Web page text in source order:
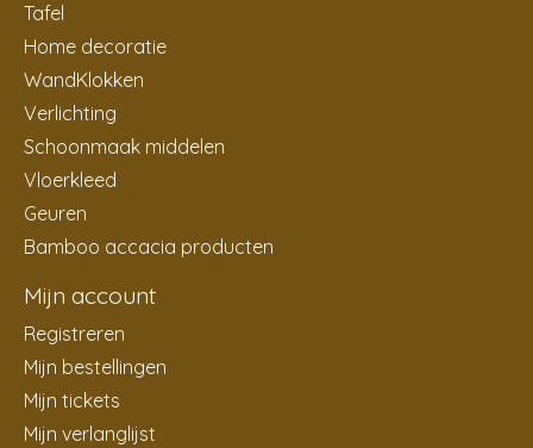
Tafel
Home decoratie
WandKlokken
Verlichting
Schoonmaak middelen
Vloerkleed
Geuren
Bamboo accacia producten
Mijn account
Registreren
Mijn bestellingen
Mijn tickets
Mijn verlanglijst